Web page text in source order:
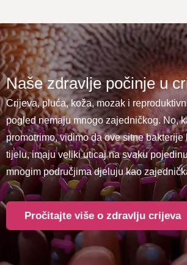
Naše zdravlje počinje u
Crijeva, pluća, koža, mozak i
pogled nemaju mnogo zajedničkog. No,
promotrimo, vidimo da ove sitne bakterije
tijelu, imaju veliki uticaj na svaku
mnogim područjima djeluju kao
Pročitajte više o zdravlju crijeva